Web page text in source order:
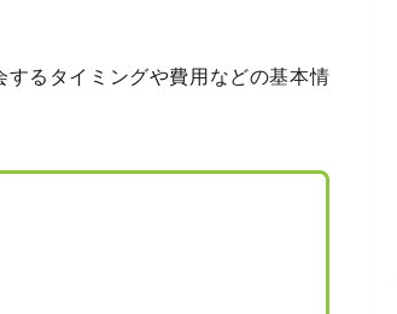
るタイミングや費用などの基本情